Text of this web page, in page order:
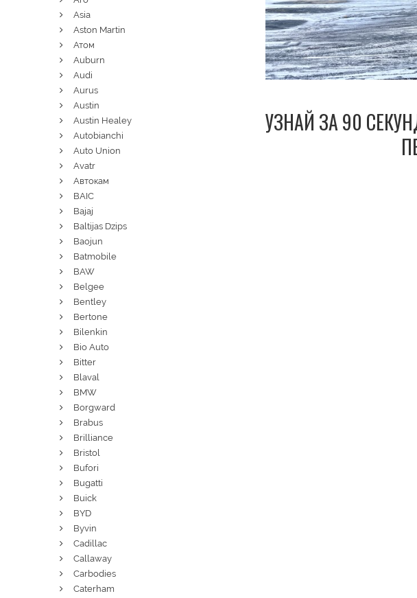
УЗНАЙ ЗА 90
Asia
Aston Martin
Атом
Auburn
Audi
Aurus
Austin
Austin Healey
Autobianchi
Auto Union
Avatr
Автокам
BAIC
Bajaj
Baltijas Dzips
Baojun
Batmobile
BAW
Belgee
Bentley
Bertone
Bilenkin
Bio Auto
Bitter
Blaval
BMW
Borgward
Brabus
Brilliance
Bristol
Bufori
Bugatti
Buick
BYD
Byvin
Cadillac
Callaway
Carbodies
Caterham